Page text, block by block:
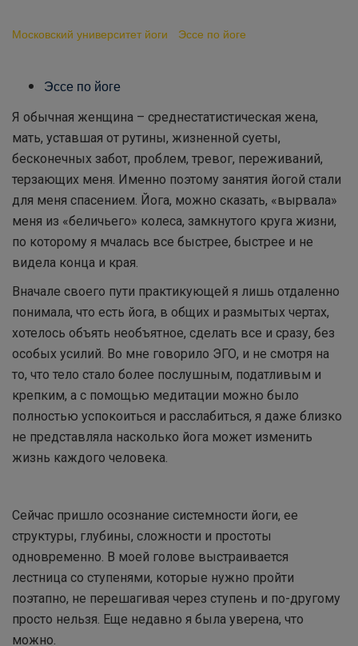
Московский университет йоги Эссе по йоге
Эссе по йоге
Я обычная женщина – среднестатистическая жена,
мать, уставшая от рутины, жизненной суеты,
бесконечных забот, проблем, тревог, переживаний,
терзающих меня. Именно поэтому занятия йогой стали
для меня спасением. Йога, можно сказать, «вырвала»
меня из «беличьего» колеса, замкнутого круга жизни,
по которому я мчалась все быстрее, быстрее и не
видела конца и края.
Вначале своего пути практикующей я лишь отдаленно
понимала, что есть йога, в общих и размытых чертах,
хотелось объять необъятное, сделать все и сразу, без
особых усилий. Во мне говорило ЭГО, и не смотря на
то, что тело стало более послушным, податливым и
крепким, а с помощью медитации можно было
полностью успокоиться и расслабиться, я даже близко
не представляла насколько йога может изменить
жизнь каждого человека.
Сейчас пришло осознание системности йоги, ее
структуры, глубины, сложности и простоты
одновременно. В моей голове выстраивается
лестница со ступенями, которые нужно пройти
поэтапно, не перешагивая через ступень и по-другому
просто нельзя. Еще недавно я была уверена, что
можно.